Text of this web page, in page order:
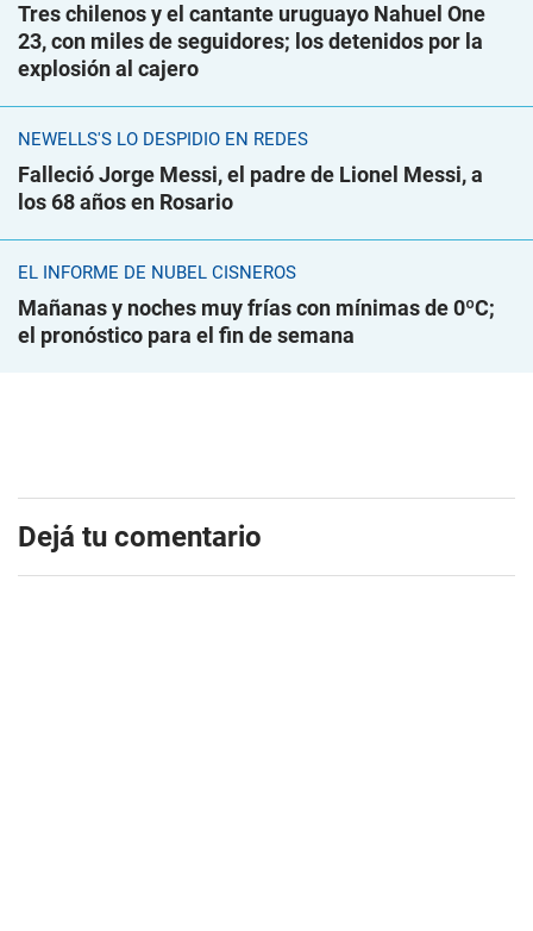
Tres chilenos y el cantante uruguayo Nahuel One
23, con miles de seguidores; los detenidos por la
explosión al cajero
NEWELLS'S LO DESPIDIÓ EN REDES
Falleció Jorge Messi, el padre de Lionel Messi, a
los 68 años en Rosario
EL INFORME DE NUBEL CISNEROS
Mañanas y noches muy frías con mínimas de 0ºC;
el pronóstico para el fin de semana
Dejá tu comentario